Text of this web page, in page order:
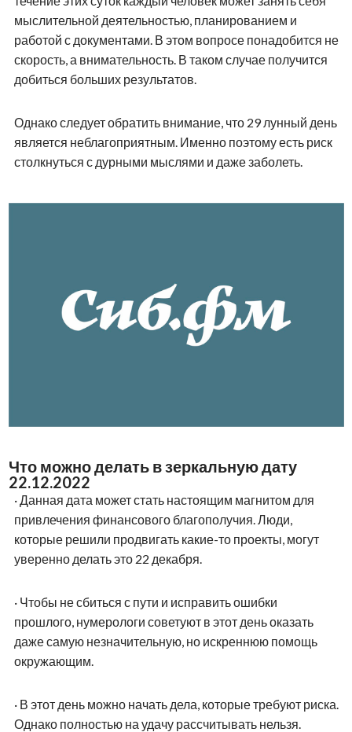
мыслительной деятельностью, планированием и
работой с документами. В этом вопросе понадобится не
скорость, а внимательность. В таком случае получится
добиться больших результатов.
Однако следует обратить внимание, что 29 лунный день
является неблагоприятным. Именно поэтому есть риск
столкнуться с дурными мыслями и даже заболеть.
Что можно делать в зеркальную дату
22.12.2022
·Данная дата может стать настоящим магнитом для
привлечения финансового благополучия. Люди,
которые решили продвигать какие-то проекты, могут
уверенно делать это 22 декабря.
· Чтобы не сбиться с пути и исправить ошибки
прошлого, нумерологи советуют в этот день оказать
даже самую незначительную, но искреннюю помощь
окружающим.
· В этот день можно начать дела, которые требуют риска.
Однако полностью на удачу рассчитывать нельзя.